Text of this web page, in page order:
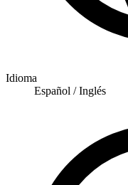
Idioma
Español / Inglés